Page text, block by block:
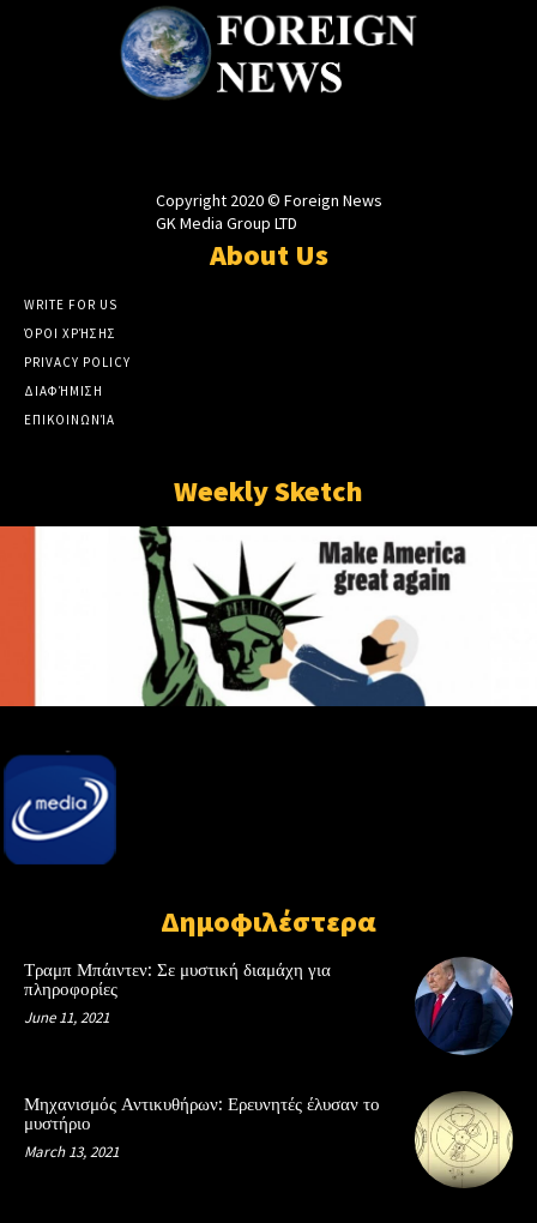
Copyright 2020 © Foreign News
GK Media Group LTD
About Us
WRITE FOR US
ΌΡΟΙ ΧΡΉΣΗΣ
PRIVACY POLICY
ΔΙΑΦΉΜΙΣΗ
ΕΠΙΚΟΙΝΩΝΊΑ
Weekly Sketch
Δημοφιλέστερα
Τραμπ Μπάιντεν: Σε μυστική διαμάχη για
πληροφορίες
June 11, 2021
Μηχανισμός Αντικυθήρων: Ερευνητές έλυσαν το
μυστήριο
March 13, 2021